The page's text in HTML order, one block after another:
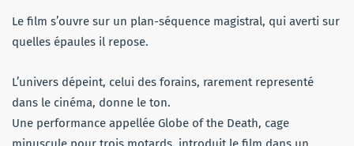
Le film s’ouvre sur un plan-séquence magistral, qui averti sur
quelles épaules il repose.
L’univers dépeint, celui des forains, rarement representé
dans le cinéma, donne le ton.
Une performance appellée Globe of the Death, cage